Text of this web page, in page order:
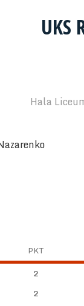
UKS
Hala
PKT
2
2